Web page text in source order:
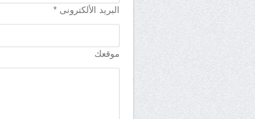
البريد الألكترونى *
موقعك